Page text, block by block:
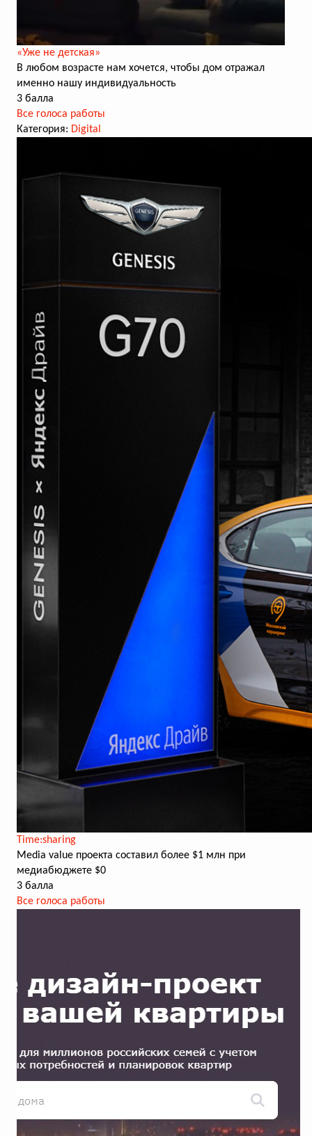
«Уже не детская»
В любом возрасте нам хочется, чтобы дом отражал
именно нашу индивидуальность
3 балла
Все голоса работы
Категория: Digital
Time:sharing
Media value проекта составил более $1 млн при
медиабюджете $0
3 балла
Все голоса работы